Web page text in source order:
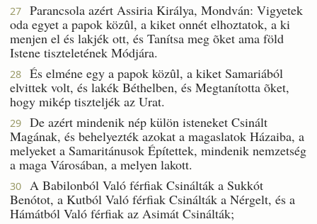
27
Parancsola azért Assiria Királya, Mondván: Vigyetek
oda egyet a papok közûl, a kiket onnét elhoztatok, a ki
menjen el és lakjék ott, és Tanítsa meg õket ama föld
Istene tiszteletének Módjára.
28
És elméne egy a papok közûl, a kiket Samariából
elvittek volt, és lakék Béthelben, és Megtanította õket,
hogy mikép tiszteljék az Urat.
29
De azért mindenik nép külön isteneket Csinált
Magának, és behelyezték azokat a magaslatok Házaiba, a
melyeket a Samaritánusok Építettek, mindenik nemzetség
a maga Városában, a melyen lakott.
30
A Babilonból Való férfiak Csinálták a Sukkót
Benótot, a Kutból Való férfiak Csinálták a Nérgelt, és a
Hámátból Való férfiak az Asimát Csinálták;